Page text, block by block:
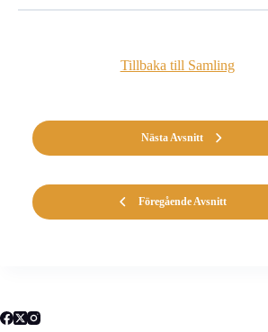
Föregående Avsnitt
Tillbaka till Samling
Nästa Avsnitt